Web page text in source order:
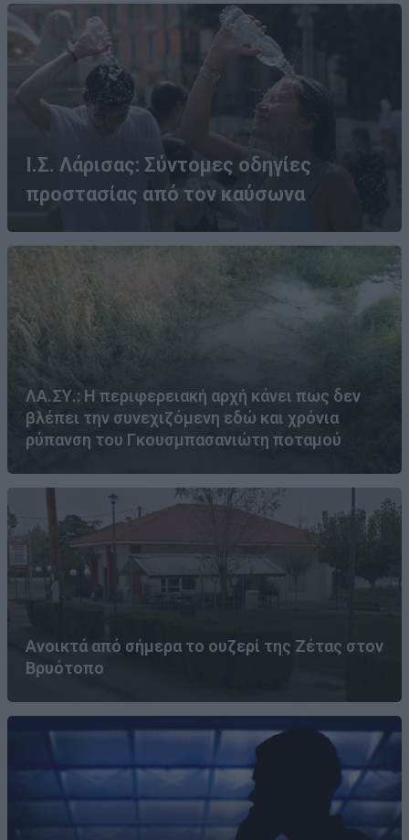
Ι.Σ. Λάρισας: Σύντομες οδηγίες
προστασίας από τον καύσωνα
ΛΑ.ΣΥ.: Η περιφερειακή αρχή κάνει πως δεν
βλέπει την συνεχιζόμενη εδώ και χρόνια
ρύπανση του Γκουσμπασανιώτη ποταμού
Ανοικτά από σήμερα το ουζερί της Ζέτας στον
Βρυότοπο